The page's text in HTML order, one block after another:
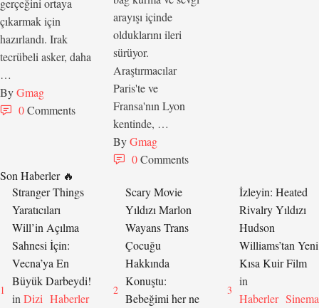
gerçeğini ortaya
çıkarmak için
hazırlandı. Irak
tecrübeli asker, daha
…
By Gmag
0 Comments
arayışı içinde
olduklarını ileri
sürüyor.
Araştırmacılar
Paris'te ve
Fransa'nın Lyon
kentinde, …
By Gmag
0 Comments
Son Haberler 🔥
1
Stranger Things
Yaratıcıları
Will’in Açılma
Sahnesi İçin:
Vecna’ya En
Büyük Darbeydi!
in Dizi Haberler
2
Scary Movie
Yıldızı Marlon
Wayans Trans
Çocuğu
Hakkında
Konuştu:
Bebeğimi her ne
3
İzleyin: Heated
Rivalry Yıldızı
Hudson
Williams’tan Yeni
Kısa Kuir Film
in
Haberler Sinema